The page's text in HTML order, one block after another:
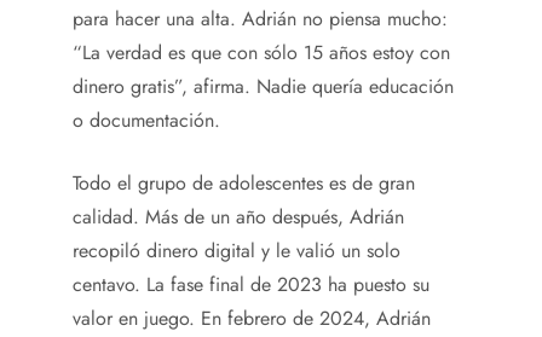
para hacer una alta. Adrián no piensa mucho:
“La verdad es que con sólo 15 años estoy con
dinero gratis”, afirma. Nadie quería educación
o documentación.
Todo el grupo de adolescentes es de gran
calidad. Más de un año después, Adrián
recopiló dinero digital y le valió un solo
centavo. La fase final de 2023 ha puesto su
valor en juego. En febrero de 2024, Adrián